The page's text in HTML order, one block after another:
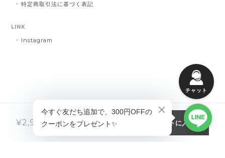
¥2,980 税込 カートに入れる
特定商取引法に基づく表記
LINK
Instagram
チャット